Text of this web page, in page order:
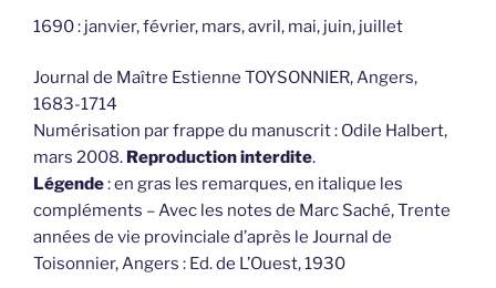
1690 : janvier, février, mars, avril, mai, juin, juillet
Journal de Maître Estienne TOYSONNIER, Angers,
1683-1714
Numérisation par frappe du manuscrit : Odile Halbert,
mars 2008. Reproduction interdite.
Légende: en gras les remarques, en italique les
compléments – Avec les notes de Marc Saché, Trente
années de vie provinciale d’après le Journal de
Toisonnier, Angers : Ed. de L’Ouest, 1930